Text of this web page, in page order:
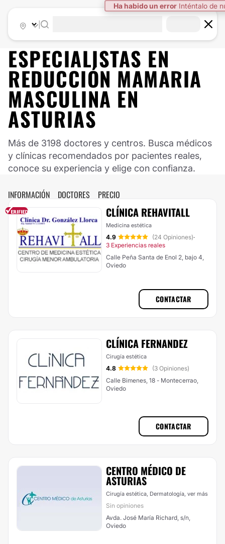
Ha habido un error Inténtalo de
ESPECIALISTAS EN
REDUCCIÓN MAMARIA
MASCULINA EN
ASTURIAS
Más de 3198 doctores y centros. Busca médicos
y clínicas recomendados por pacientes reales,
conoce su experiencia y elige con confianza.
INFORMACIÓN DOCTORES PRECIO
CLÍNICA REHAVITALL
Medicina estética
4.9 (24 Opiniones)·
3 Experiencias reales
Calle Peña Santa de Enol 2, bajo 4,
Oviedo
CONTACTAR
CLÍNICA FERNANDEZ
Cirugía estética
4.8
(3 Opiniones)
Calle Bimenes, 18 - Montecerrao,
Oviedo
CONTACTAR
CENTRO MÉDICO DE
ASTURIAS
Cirugía estética, Dermatología, ver más
Sin opiniones
Avda. José María Richard, s/n,
Oviedo